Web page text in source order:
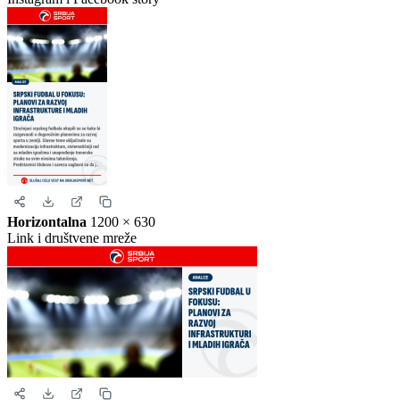
Kvadrat1080 × 1080
Instagram i Facebook
Story1080 × 1920
Instagram i Facebook story